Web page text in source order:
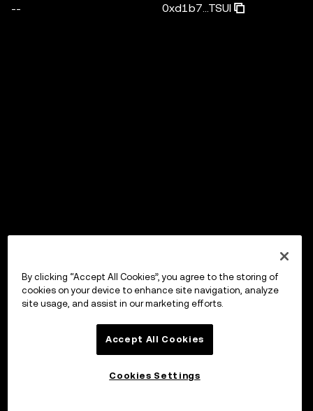
-- 0xd1b7...TSUI
By clicking “Accept All Cookies”, you agree to the storing of
cookies on your device to enhance site navigation, analyze
site usage, and assist in our marketing efforts.
Accept All Cookies
Cookies Settings